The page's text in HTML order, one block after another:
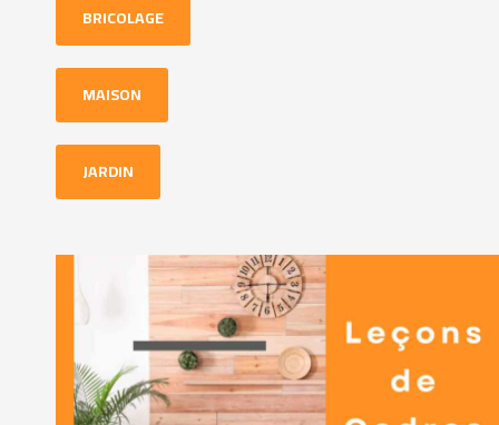
BRICOLAGE
MAISON
JARDIN